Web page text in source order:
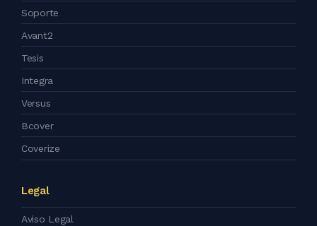
Soporte
Avant2
Tesis
Integra
Versus
Bcover
Coverize
Legal
Aviso Legal